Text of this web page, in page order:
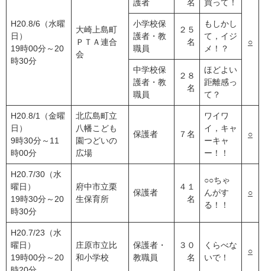
H20.8/6（水曜
日）
19時00分～20
時30分
大崎上島町
ＰＴＡ連合
会
護者 名 買って！
○
小学校保
護者・教
職員
２５
名
もしかし
て，イジ
メ！？
中学校保
護者・教
職員
２８
名
ほどよい
距離感っ
て？
H20.8/1（金曜
日）
9時30分～11
時00分
北広島町立
八幡こども
園つどいの
広場
保護者 ７名
ワイワ
イ，キャ
ーキャ
ー！！
○
H20.7/30（水
曜日）
19時30分～20
時30分
府中市立栗
生保育所
保護者
４１
名
○○ちゃ
んがす
る！！
○
H20.7/23（水
曜日）
19時00分～20
庄原市立比
和小学校
保護者・
教職員
３０
名
くらべな
いで！
○